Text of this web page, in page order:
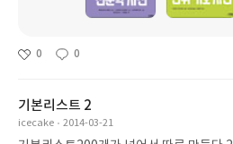
0 0
기본리스트 2
icecake 2014-03-21